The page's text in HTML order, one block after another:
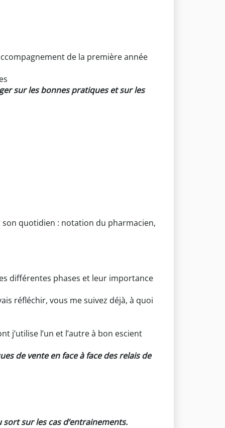
de la première année
sur les bonnes pratiques et sur les
quotidien : notation du pharmacien,
différentes phases et leur importance
réfléchir, vous me suivez déjà, à quoi
j’utilise l’un et l’autre à bon escient
de vente en face à face des relais de
sur les cas d’entrainements.